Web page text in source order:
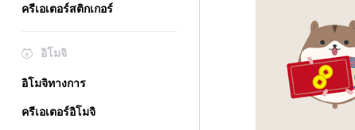
ครีเอเตอร์สติกเกอร์
อิโมจิ
อิโมจิทางการ
ครีเอเตอร์อิโมจิ